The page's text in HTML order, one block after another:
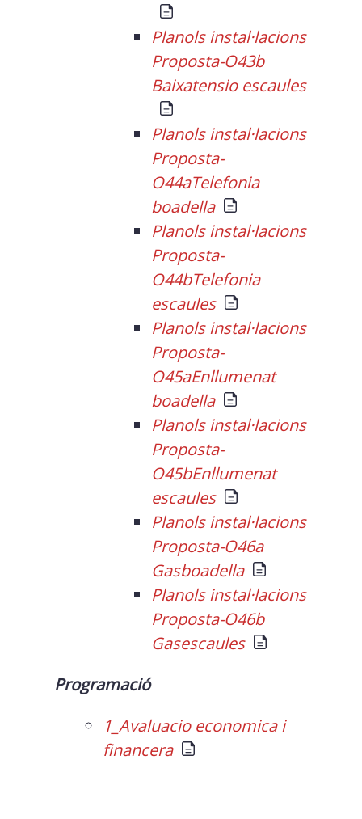
Planols instal·lacions
Proposta-O43b
Baixatensio escaules
Planols instal·lacions
Proposta-
O44aTelefonia
boadella
Planols instal·lacions
Proposta-
O44bTelefonia
escaules
Planols instal·lacions
Proposta-
O45aEnllumenat
boadella
Planols instal·lacions
Proposta-
O45bEnllumenat
escaules
Planols instal·lacions
Proposta-O46a
Gasboadella
Planols instal·lacions
Proposta-O46b
Gasescaules
Programació
1_Avaluacio economica i
financera